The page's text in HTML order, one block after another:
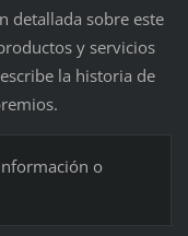
detallada sobre este
y servicios
la historia de
o